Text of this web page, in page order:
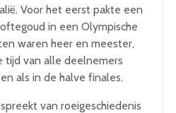
Voor het eerst pakte een
in een Olympische
waren heer en meester,
van alle deelnemers
als in de halve finales.
van roeigeschiedenis